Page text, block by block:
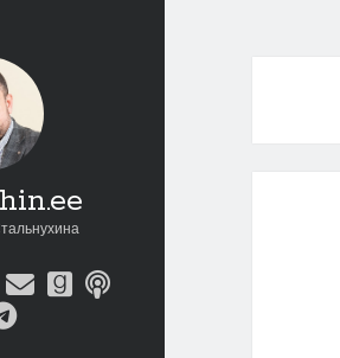
emailgoodreads
podcast
telegram